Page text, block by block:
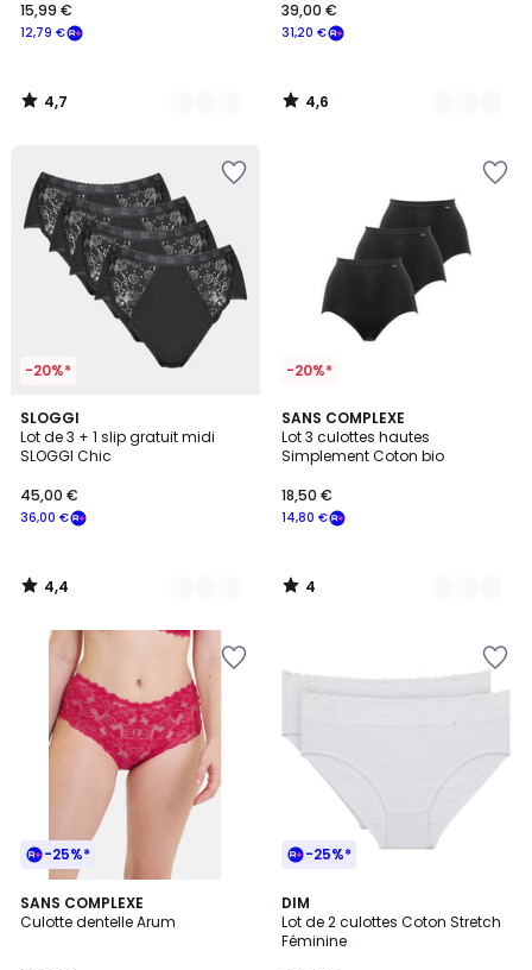
12,79 €
15,99 €
4,7
/
31,20 €
39,00 €
4,6
/
-20%*
SLOGGI
Lot de 3 + 1 slip gratuit midi
SLOGGI Chic
36,00 €
45,00 €
4,4
/ 5
2
Couleurs
4,4
/
-20%*
SANS COMPLEXE
Lot 3 culottes hautes
Simplement Coton bio
14,80 €
18,50 €
4
/
5
4
Couleurs
4
/
-25%*
SANS COMPLEXE
Culotte dentelle Arum
4,8
/ 5
10
Couleurs
-25%*
DIM
Lot de 2 culottes Coton Stretch
Féminine
4,3
/ 5
2
Couleurs